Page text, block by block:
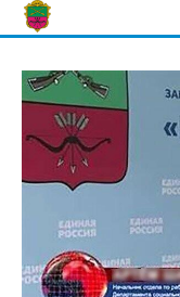
Skip
to